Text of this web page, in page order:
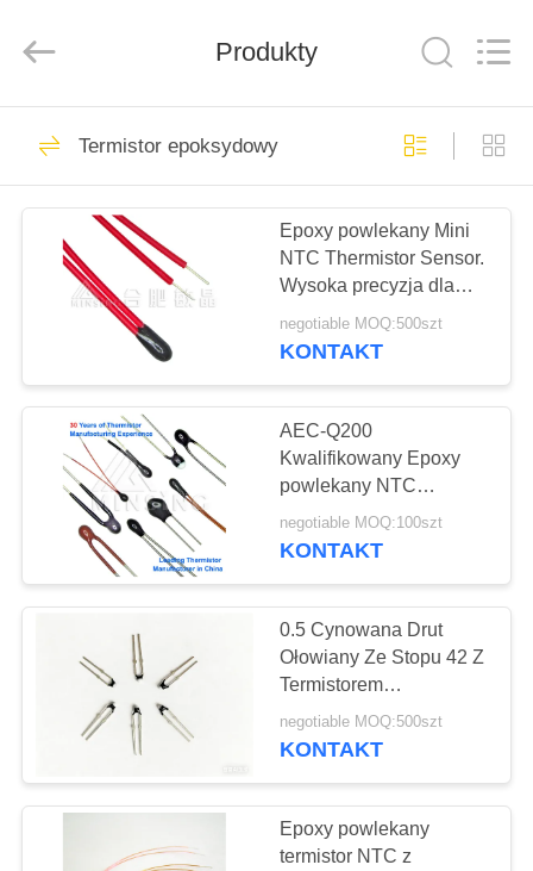
DOM
PRODUKTY
WYCIECZKA
FABRYCE
KONTROLA
JAKOŚCI
SKONTAKTUJ
NAMI
AKTUALNOŚCI
Co.,
Reserved.
Precyzyjny termistor
NTC
Termistor
epoksydowy
47
Szklany
enkapsulowany
termistor NTC
Produkty
Termistor epoksydowy
Epoxy powlekany Mini
NTC Thermistor Sensor.
Wysoka precyzja dla
czujników temperatury,
kontroli i kompensacji.
negotiable MOQ:500szt
KONTAKT
AEC-Q200
Kwalifikowany Epoxy
powlekany NTC
Termistor 3,0 mm
Maksymalna średnica
negotiable MOQ:100szt
KONTAKT
0.5 Cynowana Drut
Ołowiany Ze Stopu 42 Z
Termistorem
Epoksydowym
negotiable MOQ:500szt
KONTAKT
Epoxy powlekany
termistor NTC z